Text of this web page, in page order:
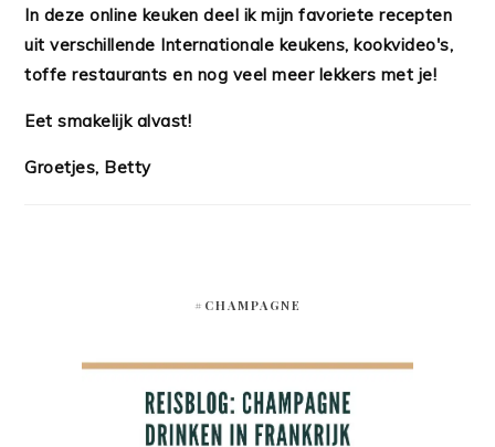
In deze online keuken deel ik mijn favoriete recepten
uit verschillende Internationale keukens, kookvideo's,
toffe restaurants en nog veel meer lekkers met je!
Eet smakelijk alvast!
Groetjes, Betty
#CHAMPAGNE